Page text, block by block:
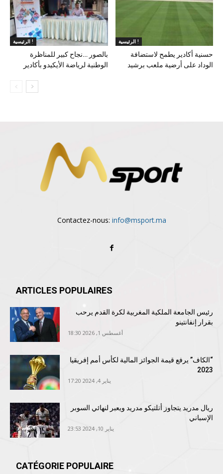
الرئيسية !
بالصور …نجاح كبير للمناظرة
الوطنية لرياضة الأيكيدو بأكادير
الرئيسية !
حسنية أكادير يطمح لاستضافة
الوداد على أرضية ملعب برشيد
Contactez-nous: info@msport.ma
ARTICLES POPULAIRES
رئيس الجامعة الملكية المغربية لكرة القدم يرحب
بقرار إنفانتينو
أغسطس 1, 2026 18:30
“الكاف” يرفع قيمة الجوائز المالية لكأس أمم إفريقيا
2023
يناير 4, 2024 17:20
ريال مدريد يتجاوز أتلتيكو مدريد ويعبر لنهائي السوبر
الإسباني
يناير 10, 2024 23:53
CATÉGORIE POPULAIRE